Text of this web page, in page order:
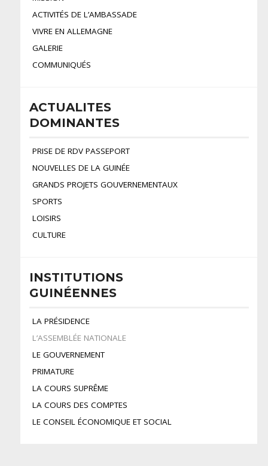
ACTIVITÉS DE L’AMBASSADE
VIVRE EN ALLEMAGNE
GALERIE
COMMUNIQUÉS
ACTUALITES
DOMINANTES
PRISE DE RDV PASSEPORT
NOUVELLES DE LA GUINÉE
GRANDS PROJETS GOUVERNEMENTAUX
SPORTS
LOISIRS
CULTURE
INSTITUTIONS
GUINÉENNES
LA PRÉSIDENCE
L’ASSEMBLÉE NATIONALE
LE GOUVERNEMENT
PRIMATURE
LA COURS SUPRÊME
LA COURS DES COMPTES
LE CONSEIL ÉCONOMIQUE ET SOCIAL